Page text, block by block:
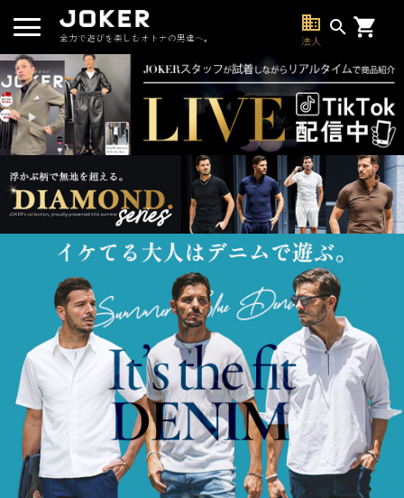
全力で遊びを楽しむオトナの男達へ。
business
法人
search